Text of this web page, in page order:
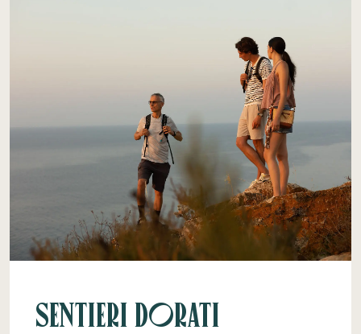
Sentieri dorati